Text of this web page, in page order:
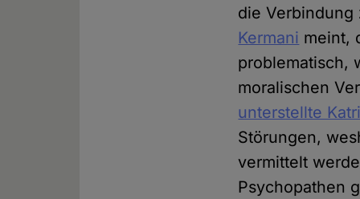
die Verbindung
Kermani meint,
problematisch,
moralischen
unterstellte
Störungen,
vermittelt
Psychopathen